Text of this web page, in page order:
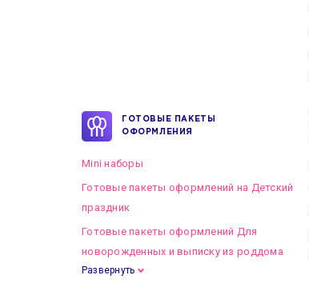
ГОТОВЫЕ ПАКЕТЫ
ОФОРМЛЕНИЯ
Mini наборы
Готовые пакеты оформлений на Детский
праздник
Готовые пакеты оформлений Для
новорожденных и выписку из роддома
Готовые пакеты оформлений на Свадьбу
Развернуть